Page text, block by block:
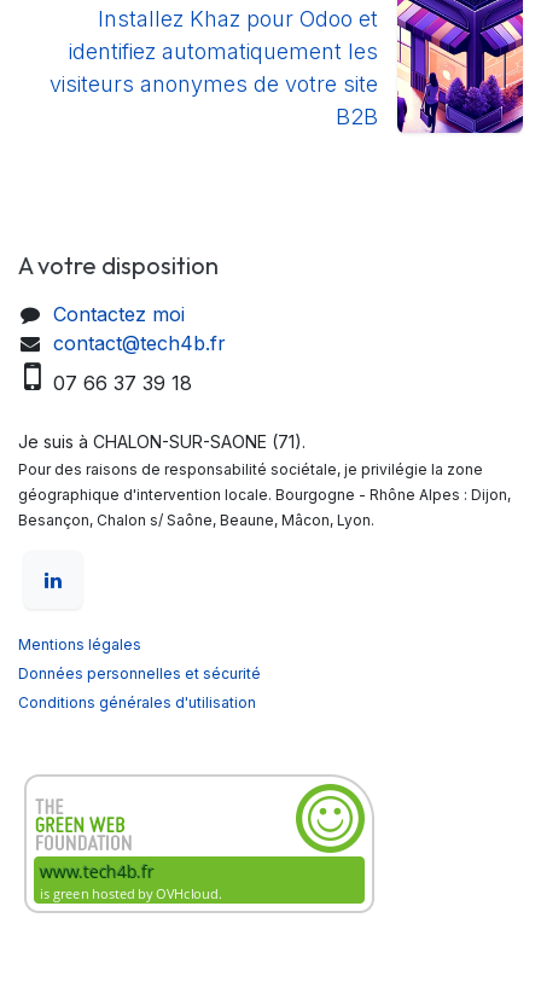
Installez Khaz pour Odoo et
identifiez automatiquement les
visiteurs anonymes de votre site
B2B
A votre disposition
Contactez moi
contact@tech4b.fr
07 66 37 39 18
Je suis à CHALON-SUR-SAONE (71).
Pour des raisons de responsabilité sociétale, je privilégie la zone
géographique d'intervention locale. Bourgogne - Rhône Alpes : Dijon,
Besançon, Chalon s/ Saône, Beaune, Mâcon, Lyon.
Mentions légales
Données personnelles et sécurité
Conditions générales d'utilisation